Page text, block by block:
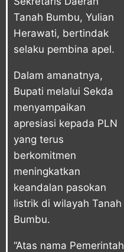
Tanah Bumbu, Yulian
Herawati, bertindak
selaku pembina apel.
Dalam amanatnya,
Bupati melalui Sekda
menyampaikan
apresiasi kepada PLN
yang terus
berkomitmen
meningkatkan
keandalan pasokan
listrik di wilayah Tanah
Bumbu.
“Atas nama Pemerintah